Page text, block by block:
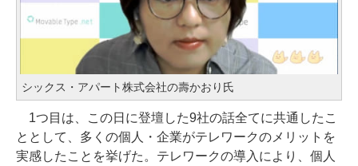
シックス・アパート株式会社の壽かおり氏
1つ目は、この日に登壇した9社の話全てに共通したこ
ととして、多くの個人・企業がテレワークのメリットを
実感したことを挙げた。テレワークの導入により、個人